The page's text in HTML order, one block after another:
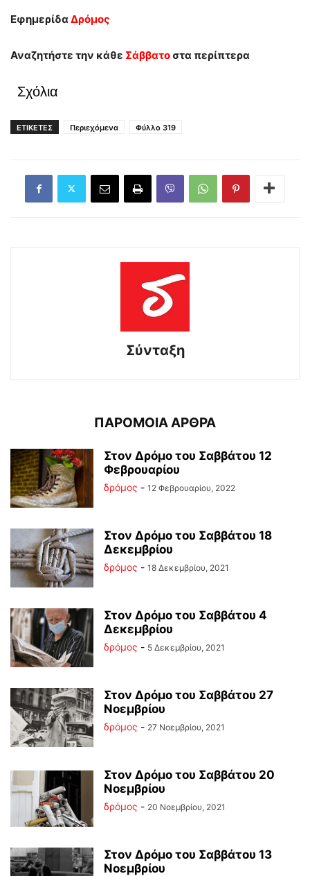
Εφημερίδα Δρόμος
Αναζητήστε την κάθε Σάββατο στα περίπτερα
Σχόλια
ΕΤΙΚΕΤΕΣ Περιεχόμενα Φύλλο 319
Σύνταξη
ΠΑΡΟΜΟΙΑ ΑΡΘΡΑ
Στον Δρόμο του Σαββάτου 12
Φεβρουαρίου
δρόμος - 12 Φεβρουαρίου, 2022
Στον Δρόμο του Σαββάτου 18
Δεκεμβρίου
δρόμος - 18 Δεκεμβρίου, 2021
Στον Δρόμο του Σαββάτου 4
Δεκεμβρίου
δρόμος - 5 Δεκεμβρίου, 2021
Στον Δρόμο του Σαββάτου 27
Νοεμβρίου
δρόμος - 27 Νοεμβρίου, 2021
Στον Δρόμο του Σαββάτου 20
Νοεμβρίου
δρόμος - 20 Νοεμβρίου, 2021
Στον Δρόμο του Σαββάτου 13
Νοεμβρίου